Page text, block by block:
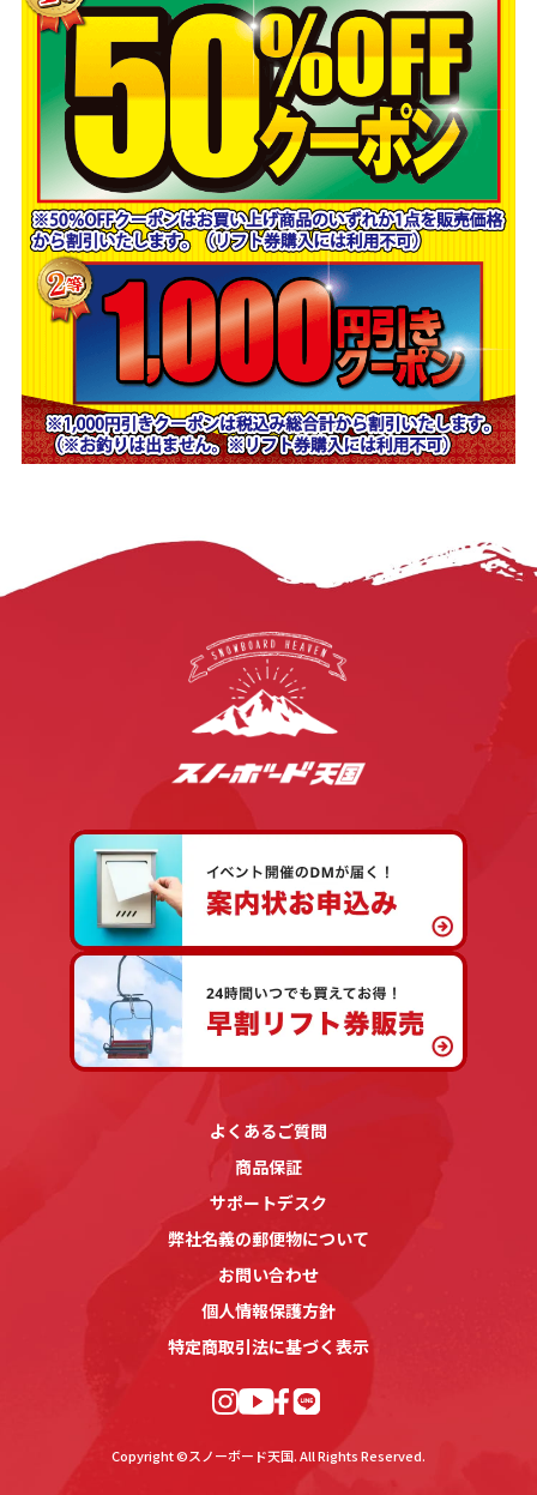
よくあるご質問
商品保証
サポートデスク
弊社名義の郵便物について
お問い合わせ
個人情報保護方針
特定商取引法に基づく表示
Copyright ©スノーボード天国. All Rights Reserved.